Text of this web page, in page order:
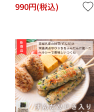
990円(税込) favorite